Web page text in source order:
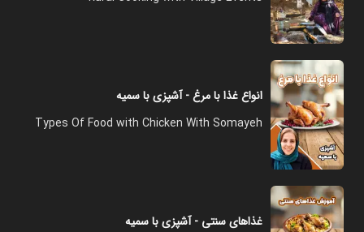
انواع غذا با مرغ - آشپزی با سمیه
Types Of Food with Chicken With Somayeh
غذاهای سنتی - آشپزی با سمیه